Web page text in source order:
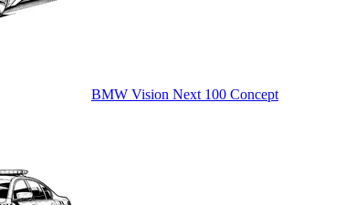
BMW Vision Next 100 Concept